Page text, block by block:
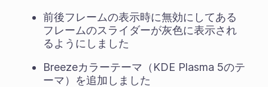
前後フレームの表示時に無効にしてある
フレームのスライダーが灰色に表示され
るようにしました
Breezeカラーテーマ（KDE Plasma 5のテ
ーマ）を追加しました